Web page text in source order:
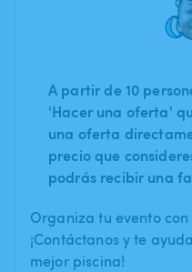
A partir de 10
'Hacer una oferta'
una oferta
precio que
podrás recibir una
Organiza tu evento con
¡Contáctanos y te
mejor piscina!